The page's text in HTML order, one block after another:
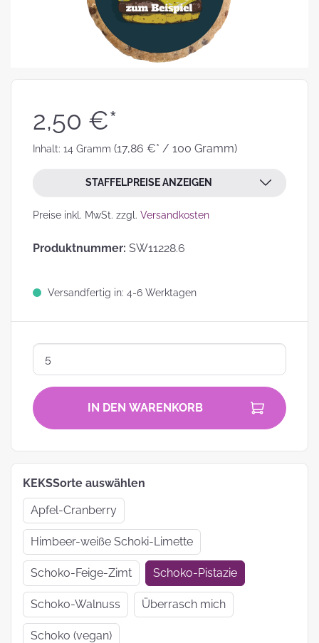
2,50 €*
Inhalt: 14 Gramm (17,86 €* / 100 Gramm)
STAFFELPREISE ANZEIGEN
Preise inkl. MwSt. zzgl. Versandkosten
Produktnummer: SW11228.6
Versandfertig in: 4-6 Werktagen
IN DEN WARENKORB
KEKSSorte auswählen
Apfel-Cranberry
Himbeer-weiße Schoki-Limette
Schoko-Feige-Zimt Schoko-Pistazie
Schoko-Walnuss Überrasch mich
Schoko (vegan)